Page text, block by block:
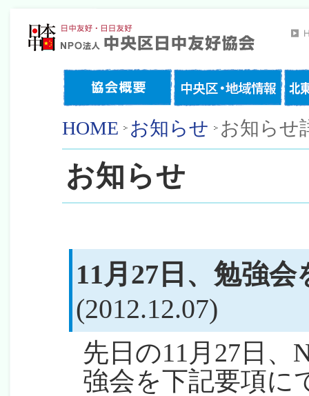
HOME お知らせ お知らせ
お知らせ
11月27日、勉強
(2012.12.07)
先日の11月27日、
強会を下記要項に